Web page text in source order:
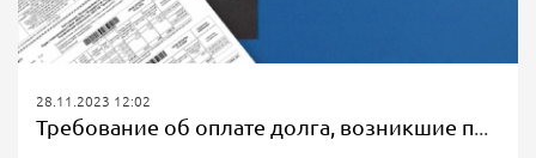
28.11.2023 12:02
Требование об оплате долга, возникшие после введения моратория